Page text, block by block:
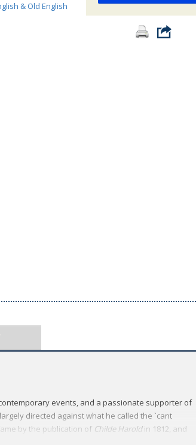
& Old English
events, and a passionate supporter of
directed against what he called the `cant
by the publication of Childe Haroldin 1812, and
scandal in 1816. His is, in every sense, a poetry